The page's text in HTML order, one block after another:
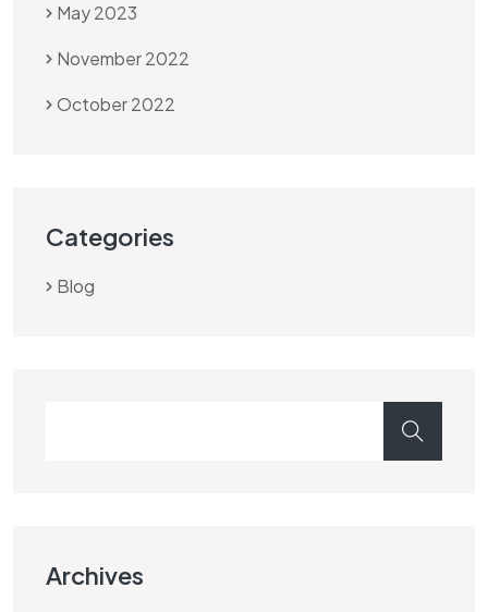
May 2023
November 2022
October 2022
Categories
Blog
Archives